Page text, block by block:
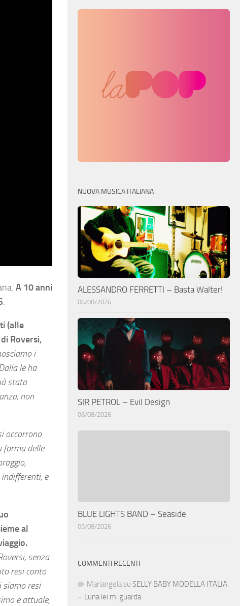
A 10 anni
.
(alle
Roversi,
i
le ha
stata
non
occorrono
forma delle
e
al
senza
resi conto
siamo resi
e attuale,
NUOVA MUSICA ITALIANA
ALESSANDRO FERRETTI – Basta Walter!
06/08/2026
SIR PETROL – Evil Design
06/08/2026
BLUE LIGHTS BAND – Seaside
05/08/2026
COMMENTI RECENTI
Mariangela su SELLY BABY MODELLA ITALIA
– Luna lei mi guarda